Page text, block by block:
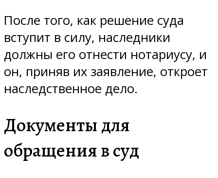
После того, как решение суда
вступит в силу, наследники
должны его отнести нотариусу, и
он, приняв их заявление, откроет
наследственное дело.
Документы для
обращения в суд